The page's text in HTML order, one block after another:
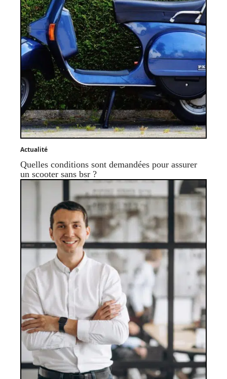
Actualité
Quelles conditions sont demandées pour assurer
un scooter sans bsr ?